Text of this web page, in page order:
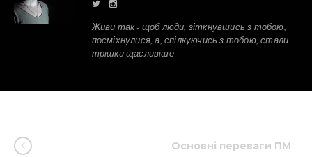
Живи так - щоб люди, зіткнувшись з тобою,
посміхнулися, а, спілкуючись з тобою, стали
трішки щасливіше
Основні переваги ПМ